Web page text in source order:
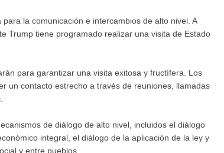
la comunicación e intercambios de alto nivel. A
Trump tiene programado realizar una visita de Estado
para garantizar una visita exitosa y fructífera. Los
un contacto estrecho a través de reuniones, llamadas
de diálogo de alto nivel, incluidos el diálogo
integral, el diálogo de la aplicación de la ley y
y entre pueblos.